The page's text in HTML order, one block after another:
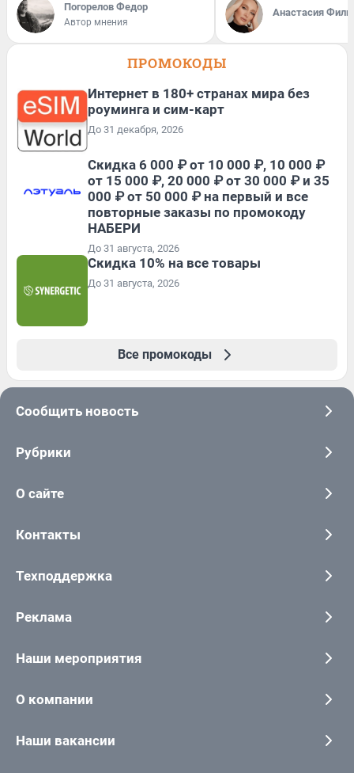
Погорелов Федор
Автор мнения
Анастасия
ПРОМОКОДЫ
Интернет в 180+ странах мира без
роуминга и сим-карт
До 31 декабря, 2026
Скидка 6 000 ₽ от 10 000 ₽, 10 000 ₽
от 15 000 ₽, 20 000 ₽ от 30 000 ₽ и 35
000 ₽ от 50 000 ₽ на первый и все
повторные заказы по промокоду
НАБЕРИ
До 31 августа, 2026
Скидка 10% на все товары
До 31 августа, 2026
Все промокоды
Сообщить новость
Рубрики
О сайте
Контакты
Техподдержка
Реклама
Наши мероприятия
О компании
Наши вакансии